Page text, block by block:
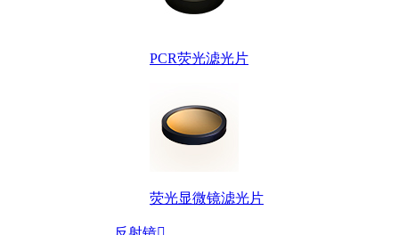
PCR荧光滤光片
荧光显微镜滤光片